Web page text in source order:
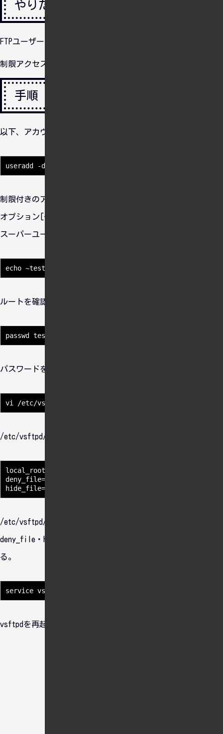
やりたいこと
FTPユーザー追加する。
制限アクセスできるディレクトリを制限する。
手順
以下、アカウント作成とアクセス制限の手順
制限付きのアカウントを作る。
オプション[-d]でホームディレクトリを指定する。
スーパーユーザーにはなれない。
ルートを確認
パスワードを設定する
/etc/vsftpd/user_listに追加する
local_root=/var/www/html
deny_file={backup,data,old,sample}
/etc/vsftpd/vsftpd_user_confにtestuserを作成する。
deny_file・hide_fileに見せたくないディレクトリ名を記述す
る。
vsftpdを再起動する。